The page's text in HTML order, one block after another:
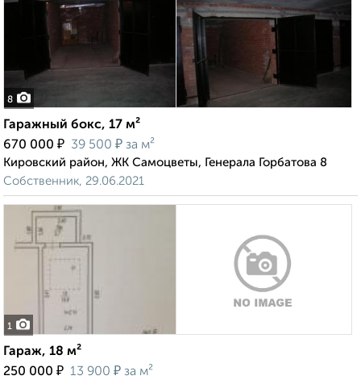
8
Гаражный бокс, 17 м²
670 000 ₽ 39 500 ₽ за м²
Кировский район, ЖК Самоцветы, Генерала Горбатова 8
Собственник, 29.06.2021
1
Гараж, 18 м²
250 000 ₽ 13 900 ₽ за м²